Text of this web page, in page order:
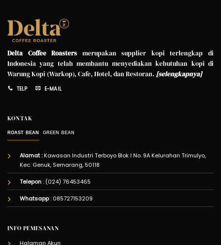
Delta Coffee Roasters merupakan supplier kopi terlengkap di
Indonesia yang telah membantu menyediakan kebutuhan kopi di
Warung Kopi (Warkop), Cafe, Hotel, dan Restoran. [selengkapnya]
TELP E-MAIL
KONTAK
ROAST BEAN GREEN BEAN
Alamat :Kawasan Industri Terboyo Blok I No. 9A Kelurahan Trimulyo,
Kec. Genuk, Semarang, 50118
Telepon: (024) 76453465
Whatsapp: 085727153209
INFO PEMESANAN
Halaman Akun